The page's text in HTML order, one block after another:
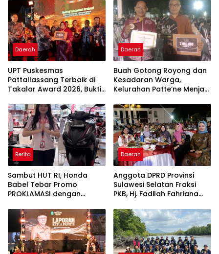
Daerah
UPT Puskesmas
Pattallassang Terbaik di
Takalar Award 2026, Bukti
Pelayanan Kesehatan
Berkualitas
Daerah
Buah Gotong Royong dan
Kesadaran Warga,
Kelurahan Patte’ne Menjadi
2026
Berita
Sambut HUT RI, Honda
Babel Tebar Promo
PROKLAMASI dengan
Jutaan Rupiah
Daerah
Anggota DPRD Provinsi
Sulawesi Selatan Fraksi
PKB, Hj. Fadilah Fahriana
Takalar Menyalakan
Lentera Pengabdian
Melalui Malam Apresiasi
dan Inovasi Award 2026